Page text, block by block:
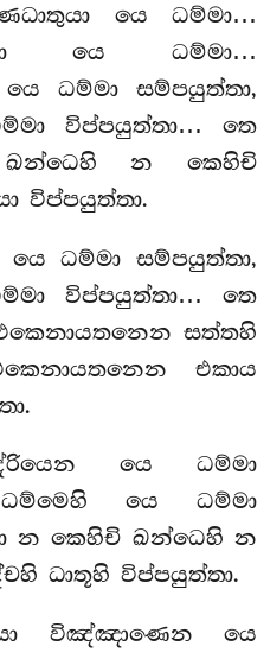
යෙ ධම්මා…
යෙ ධම්මා…
ධම්මා සම්පයුත්තා,
විප්පයුත්තා… තෙ
න කෙහිචි
විප්පයුත්තා.
ධම්මා සම්පයුත්තා,
විප්පයුත්තා… තෙ
සත්තහි
එකාය
යෙ ධම්මා
ධම්මෙහි යෙ ධම්මා
න කෙහිචි ඛන්ධෙහි න
ධාතූහි විප්පයුත්තා.
විඤ්ඤාණෙන යෙ